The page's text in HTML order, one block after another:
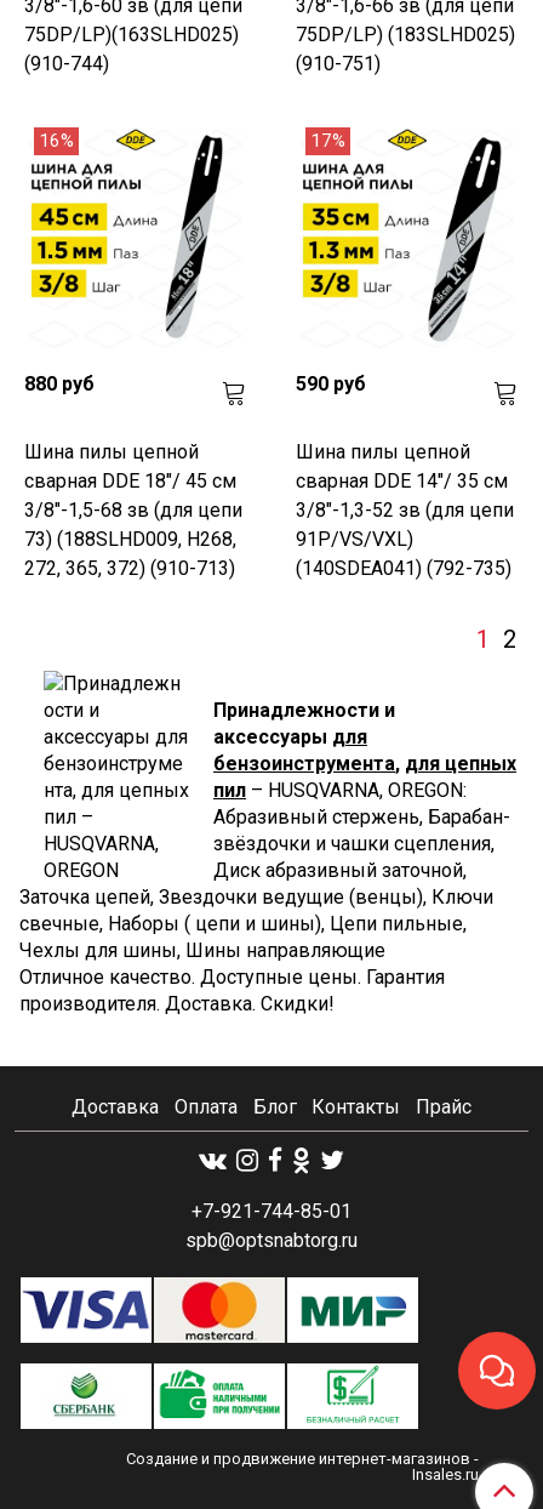
3/8"-1,6-60 зв (для цепи
75DP/LP)(163SLHD025)
(910-744)
3/8"-1,6-66 зв (для цепи
75DP/LP) (183SLHD025)
(910-751)
16%
880 руб
Шина пилы цепной
сварная DDE 18"/ 45 см
3/8"-1,5-68 зв (для цепи
73) (188SLHD009, H268,
272, 365, 372) (910-713)
17%
590 руб
Шина пилы цепной
сварная DDE 14"/ 35 см
3/8"-1,3-52 зв (для цепи
91P/VS/VXL)
(140SDEA041) (792-735)
1 2
Принадлежности и
аксессуары для
бензоинструмента, для цепных
пил – HUSQVARNA, OREGON:
Абразивный стержень, Барабан-
звёздочки и чашки сцепления,
Диск абразивный заточной,
Заточка цепей, Звездочки ведущие (венцы), Ключи
свечные, Наборы ( цепи и шины), Цепи пильные,
Чехлы для шины, Шины направляющие
Отличное качество. Доступные цены. Гарантия
производителя. Доставка. Скидки!
Доставка Оплата Блог Контакты Прайс
+7-921-744-85-01
spb@optsnabtorg.ru
Создание и продвижение интернет-магазинов -
Insales.ru